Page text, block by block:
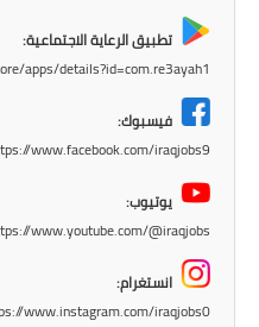
تطبيق الرعاية الاجتماعية:
apps/details?id=com.re3ayah1
فيسبوك:
www.facebook.com/iraqjobs9
يوتيوب:
www.youtube.com/@iraqjobs
انستغرام:
www.instagram.com/iraqjobs0/